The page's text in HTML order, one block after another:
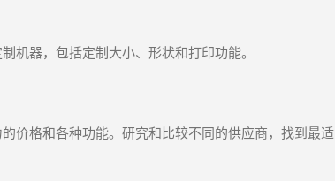
机器，包括定制大小、形状和打印功能。
价格和各种功能。研究和比较不同的供应商，找到最适